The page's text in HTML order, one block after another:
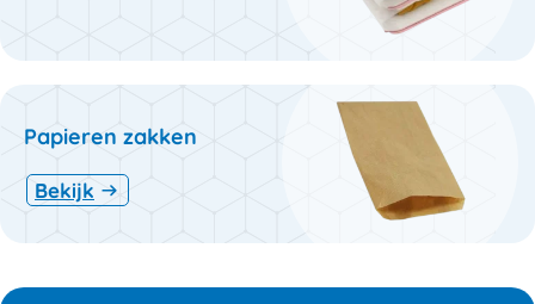
Papieren zakken
Bekijk